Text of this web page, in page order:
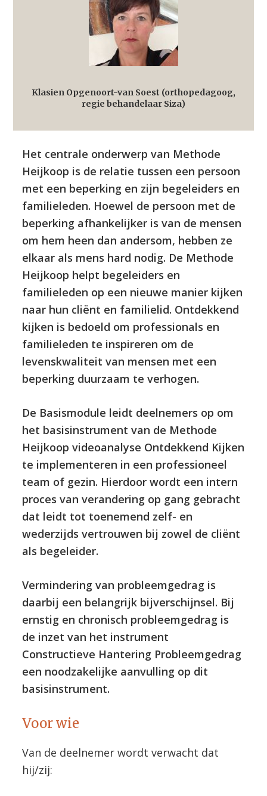
Klasien Opgenoort-van Soest (orthopedagoog,
regie behandelaar Siza)
Het centrale onderwerp van Methode
Heijkoop is de relatie tussen een persoon
met een beperking en zijn begeleiders en
familieleden. Hoewel de persoon met de
beperking afhankelijker is van de mensen
om hem heen dan andersom, hebben ze
elkaar als mens hard nodig. De Methode
Heijkoop helpt begeleiders en
familieleden op een nieuwe manier kijken
naar hun cliënt en familielid. Ontdekkend
kijken is bedoeld om professionals en
familieleden te inspireren om de
levenskwaliteit van mensen met een
beperking duurzaam te verhogen.
De Basismodule leidt deelnemers op om
het basisinstrument van de Methode
Heijkoop videoanalyse Ontdekkend Kijken
te implementeren in een professioneel
team of gezin. Hierdoor wordt een intern
proces van verandering op gang gebracht
dat leidt tot toenemend zelf- en
wederzijds vertrouwen bij zowel de cliënt
als begeleider.
Vermindering van probleemgedrag is
daarbij een belangrijk bijverschijnsel. Bij
ernstig en chronisch probleemgedrag is
de inzet van het instrument
Constructieve Hantering Probleemgedrag
een noodzakelijke aanvulling op dit
basisinstrument.
Voor wie
Van de deelnemer wordt verwacht dat
hij/zij: